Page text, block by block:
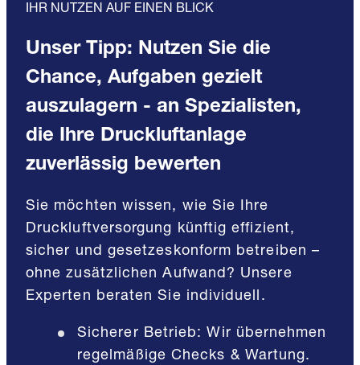
IHR NUTZEN AUF EINEN BLICK
Unser Tipp: Nutzen Sie die
Chance, Aufgaben gezielt
auszulagern - an Spezialisten,
die Ihre Druckluftanlage
zuverlässig bewerten
Sie möchten wissen, wie Sie Ihre
Druckluftversorgung künftig effizient,
sicher und gesetzeskonform betreiben –
ohne zusätzlichen Aufwand? Unsere
Experten beraten Sie individuell.
Sicherer Betrieb: Wir übernehmen
regelmäßige Checks & Wartung.